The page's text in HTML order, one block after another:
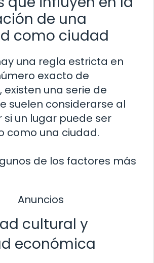
de una
como ciudad
una regla estricta en
exacto de
una serie de
suelen considerarse al
un lugar puede ser
como una ciudad.
de los factores más
Anuncios
cultural y
económica